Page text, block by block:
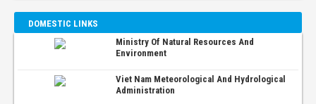
DOMESTIC LINKS
Ministry Of Natural Resources And
Environment
Viet Nam Meteorological And Hydrological
Administration